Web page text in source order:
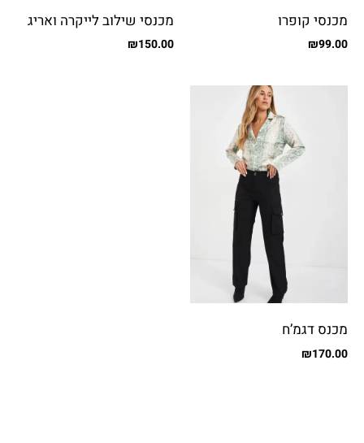
מכנסי קופרו
₪99.00
מכנסי שילוב לייקרה ואריג
עם כיסים
₪150.00
מכנס דגמ’ח
₪170.00